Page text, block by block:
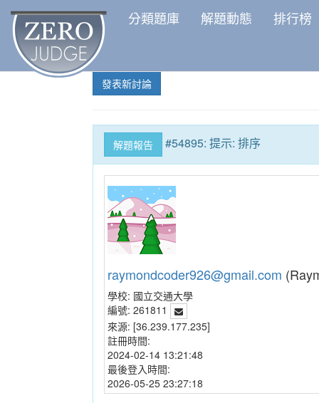
分類題庫 解題動態 排行榜
發表新討論
解題報告 #54895: 提示: 排序
raymondcoder926@gmail.com
學校: 國立交通大學
編號: 261811
來源: [36.239.177.235]
註冊時間:
2024-02-14 13:21:48
最後登入時間:
2026-05-25 23:27:18